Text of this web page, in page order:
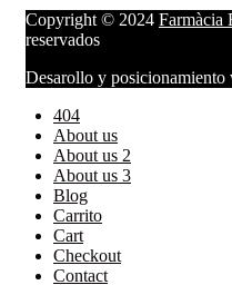
Copyright © 2024 Farmàcia
reservados
Desarollo y posicionamiento
404
About us
About us 2
About us 3
Blog
Carrito
Cart
Checkout
Contact